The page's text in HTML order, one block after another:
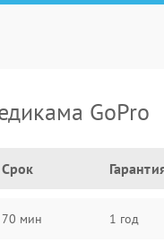
GoPro
Срок
70 мин 1 год